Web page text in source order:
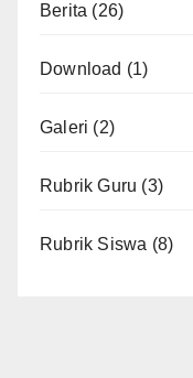
Berita (26)
Download (1)
Galeri (2)
Rubrik Guru (3)
Rubrik Siswa (8)